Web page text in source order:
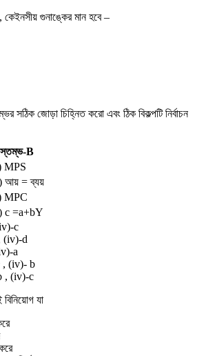
গুনাঙ্কের মান হবে –
সঠিক জোড়া চিহ্নিত করো এবং ঠিক বিকল্পটি নির্বাচন
স্তম্ভ-B
MPS
আয় = ব্যয়
MPC
c =a+bY
c
(iv)-d
a
, (iv)- b
, (iv)-c
যা